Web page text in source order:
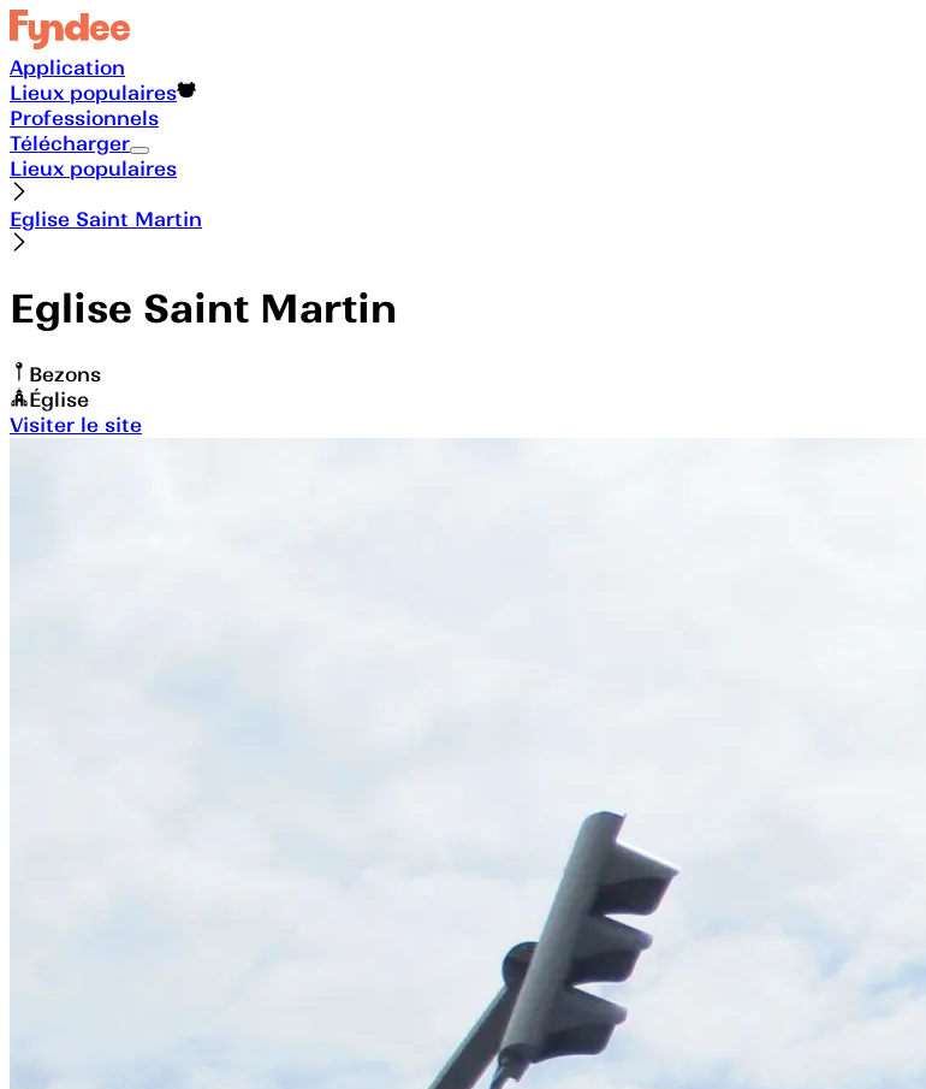
Application
Lieux populaires
Professionnels
Télécharger
Lieux populaires
Eglise Saint Martin
Eglise Saint Martin
Bezons
Église
Visiter le site